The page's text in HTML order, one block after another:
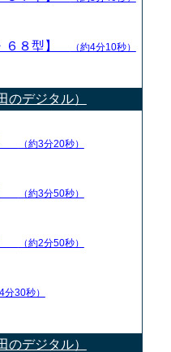
６８型】 （約4分10秒）
のデジタル）
（約3分20秒）
（約3分50秒）
（約2分50秒）
分30秒）
のデジタル）